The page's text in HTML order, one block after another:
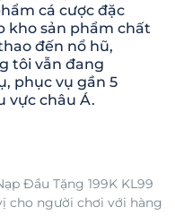
cá cược đặc
kho sản phẩm chất
đến nổ hũ,
tôi vẫn đang
phục vụ gần 5
vực châu Á.
Đầu Tặng 199K KL99
cho người chơi với hàng